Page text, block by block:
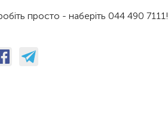
просто - наберіть 044 490 7111!